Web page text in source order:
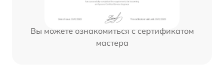
Вы можете ознакомиться с сертификатом
мастера